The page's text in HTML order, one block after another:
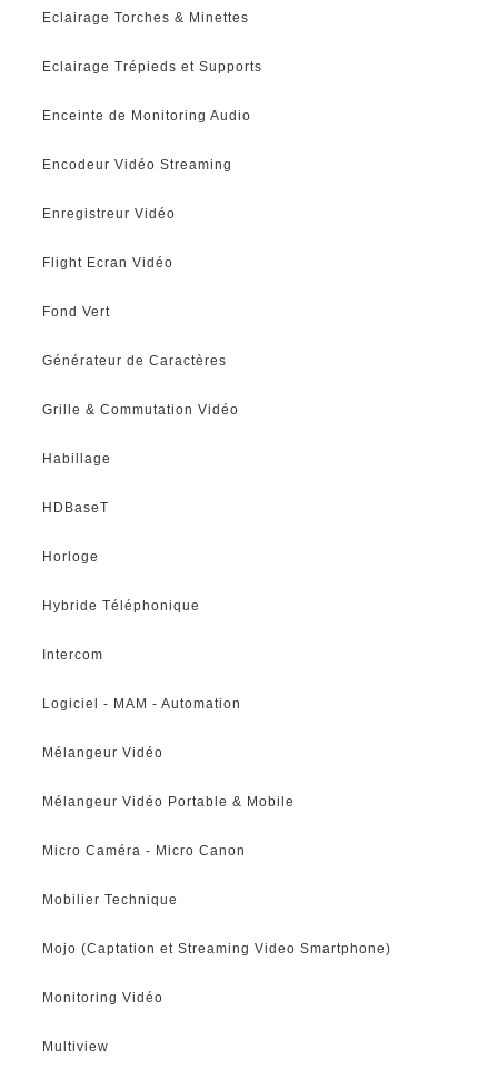
Eclairage Torches & Minettes
Eclairage Trépieds et Supports
Enceinte de Monitoring Audio
Encodeur Vidéo Streaming
Enregistreur Vidéo
Flight Ecran Vidéo
Fond Vert
Générateur de Caractères
Grille & Commutation Vidéo
Habillage
HDBaseT
Horloge
Hybride Téléphonique
Intercom
Logiciel - MAM - Automation
Mélangeur Vidéo
Mélangeur Vidéo Portable & Mobile
Micro Caméra - Micro Canon
Mobilier Technique
Mojo (Captation et Streaming Video Smartphone)
Monitoring Vidéo
Multiview